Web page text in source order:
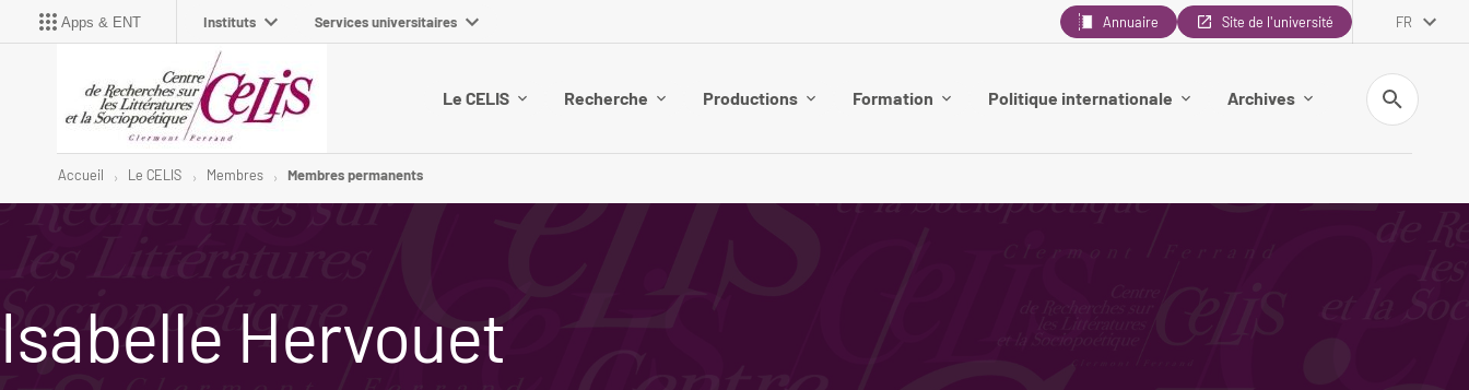
Apps & ENT Instituts Services universitaires Annuaire Site de l'université FR
Le CELIS Recherche Productions Formation Politique internationale Archives
Recherche
Accueil Le CELIS Membres Membres permanents
Isabelle Hervouet